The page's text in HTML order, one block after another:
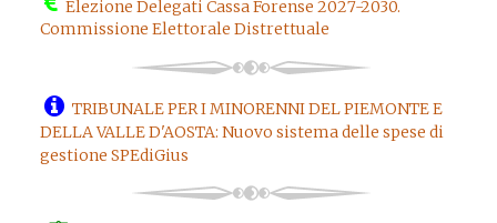
Elezione Delegati Cassa Forense 2027-2030.
Commissione Elettorale Distrettuale
TRIBUNALE PER I MINORENNI DEL PIEMONTE E
DELLA VALLE D'AOSTA: Nuovo sistema delle spese di
gestione SPEdiGius